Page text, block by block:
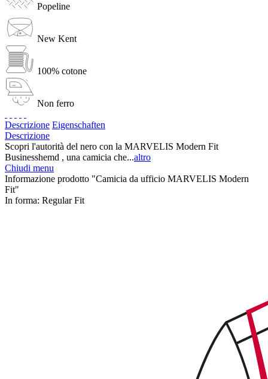
Popeline
New Kent
100% cotone
Non ferro
Descrizione Eigenschaften
Descrizione
Scopri l'autorità del nero con la MARVELIS Modern Fit
Businesshemd , una camicia che...altro
Chiudi menu
Informazione prodotto "Camicia da ufficio MARVELIS Modern
Fit"
In forma: Regular Fit